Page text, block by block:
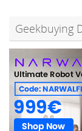
Geekbuying